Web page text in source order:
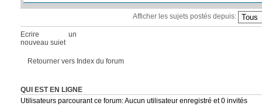
Afficher les sujets postés depuis:
Ecrire un
nouveau sujet
Retourner vers Index du forum
QUI EST EN LIGNE
Utilisateurs parcourant ce forum: Aucun utilisateur enregistré et 0 invités